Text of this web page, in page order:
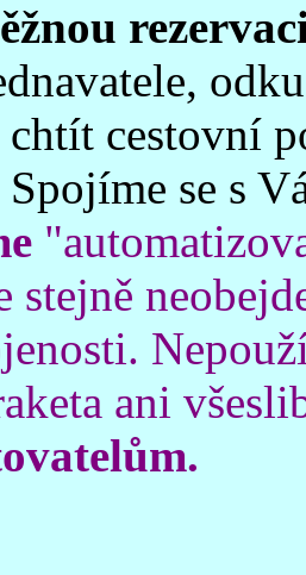
chtít cestovní
se s
stejně
ani